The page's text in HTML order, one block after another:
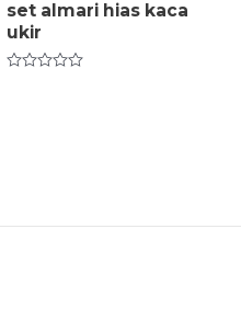
set almari hias kaca
ukir